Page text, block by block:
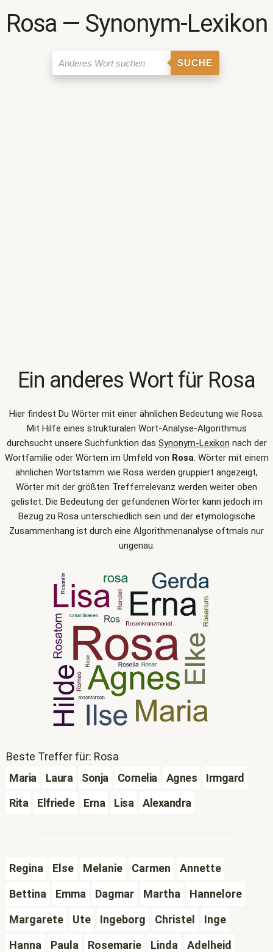
Rosa ― Synonym-Lexikon
SUCHE
Ein anderes Wort für Rosa
Hier findest Du Wörter mit einer ähnlichen Bedeutung wie Rosa.
Mit Hilfe eines strukturalen Wort-Analyse-Algorithmus
durchsucht unsere Suchfunktion das Synonym-Lexikon nach der
Wortfamilie oder Wörtern im Umfeld von Rosa. Wörter mit einem
ähnlichen Wortstamm wie Rosa werden gruppiert angezeigt,
Wörter mit der größten Trefferrelevanz werden weiter oben
gelistet. Die Bedeutung der gefundenen Wörter kann jedoch im
Bezug zu Rosa unterschiedlich sein und der etymologische
Zusammenhang ist durch eine Algorithmenanalyse oftmals nur
ungenau.
Beste Treffer für: Rosa
Maria
Laura Sonja Cornelia Agnes
Irmgard
Rita
Elfriede Erna Lisa Alexandra
Regina Else Melanie Carmen
Annette
Bettina
Emma Dagmar Martha
Hannelore
Margarete
Ute Ingeborg Christel
Inge
Hanna
Paula Rosemarie Linda
Adelheid